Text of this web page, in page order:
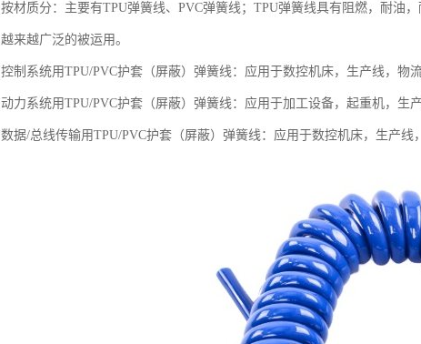
按材质分：主要有TPU弹簧线、PVC弹簧线；TPU弹簧线具有阻燃，耐油
越来越广泛的被运用。
控制系统用TPU/PVC护套（屏蔽）弹簧线：应用于数控机床，生产线，物
动力系统用TPU/PVC护套（屏蔽）弹簧线：应用于加工设备，起重机，生产
数据/总线传输用TPU/PVC护套（屏蔽）弹簧线：应用于数控机床，生产线